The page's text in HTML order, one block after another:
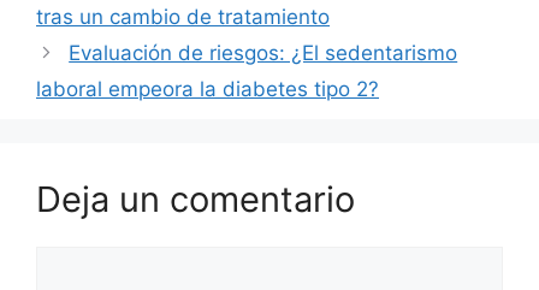
tras un cambio de tratamiento
Evaluación de riesgos: ¿El sedentarismo
laboral empeora la diabetes tipo 2?
Deja un comentario